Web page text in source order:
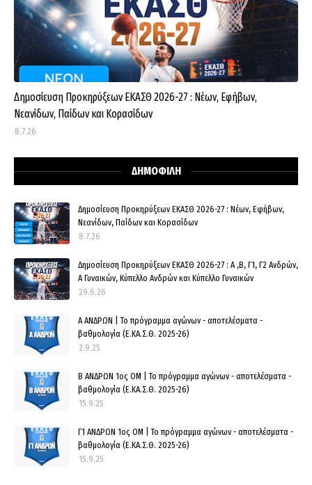
Δημοσίευση Προκηρύξεων ΕΚΑΣΘ 2026-27 : Νέων, Εφήβων,
Νεανίδων, Παίδων και Κορασίδων
8.7.26
ΔΗΜΟΦΙΛΗ
Δημοσίευση Προκηρύξεων ΕΚΑΣΘ 2026-27 : Νέων, Εφήβων,
Νεανίδων, Παίδων και Κορασίδων
8.7.26
Δημοσίευση Προκηρύξεων ΕΚΑΣΘ 2026-27 : Α ,Β, Γ1, Γ2 Ανδρών,
Α Γυναικών, Κύπελλο Ανδρών και Κύπελλο Γυναικών
29.6.26
Α ΑΝΔΡΩΝ | Το πρόγραμμα αγώνων - αποτελέσματα -
βαθμολογία (Ε.ΚΑ.Σ.Θ. 2025-26)
2.9.25
Β ΑΝΔΡΩΝ 1ος ΟΜ | Το πρόγραμμα αγώνων - αποτελέσματα -
βαθμολογία (Ε.ΚΑ.Σ.Θ. 2025-26)
15.9.25
Γ1 ΑΝΔΡΩΝ 1ος ΟΜ | Το πρόγραμμα αγώνων - αποτελέσματα -
βαθμολογία (Ε.ΚΑ.Σ.Θ. 2025-26)
15.9.25